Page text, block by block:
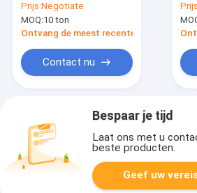
eindigt
Prijs:Negotiate
MOQ:10 ton
Ontvang de meest recente Prijs
Contact nu
Bespaar je tijd
Laat ons met u
beste producten.
Geef uw